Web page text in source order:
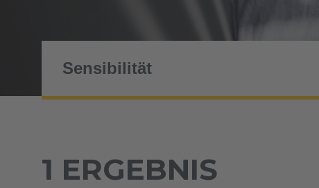
1 ERGEBNIS